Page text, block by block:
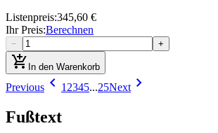
Listenpreis:345,60 €
Ihr Preis:Berechnen
− +
add_shopping_cart In den Warenkorb
Previous chevron_left 1 2345...25Next chevron_right
Fußtext